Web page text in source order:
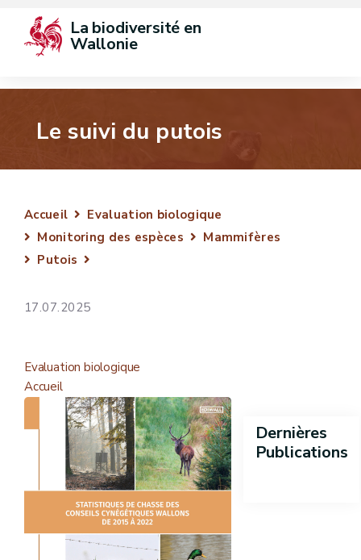
La biodiversité en
Wallonie
Le suivi du putois
Accueil
Evaluation biologique
Monitoring des espèces
Mammifères
Putois
17.07.2025
Evaluation biologique
Accueil
Dernières
Publications